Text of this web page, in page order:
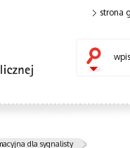
strona
dla sygnalisty